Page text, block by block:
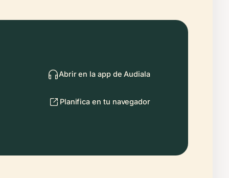
Abrir en la app de Audiala
Planifica en tu navegador